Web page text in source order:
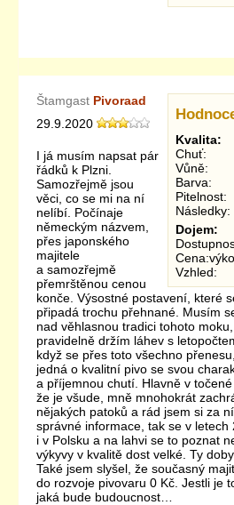
Kvalita:
Chuť:
Vůně:
Barva:
Pitelnost:
Následky:
Dojem:
Vzhled:
Štamgast Pivoraad
29.9.2020
I já musím napsat pár
řádků k Plzni.
Samozřejmě jsou
věci, co se mi na ní
nelíbí. Počínaje
německým názvem,
přes japonského
majitele
a samozřejmě
přemrštěnou cenou
konče. Výsostné postavení, které
připadá trochu přehnané. Musím
nad věhlasnou tradici tohoto
pravidelně držím láhev s
když se přes toto všechno
jedná o kvalitní pivo se svou
a příjemnou chutí. Hlavně v točené
že je všude, mně mnohokrát
nějakých patoků a rád jsem si za
správné informace, tak se v letech
i v Polsku a na lahvi se to poznat
výkyvy v kvalitě dost velké. Ty
Také jsem slyšel, že současný
do rozvoje pivovaru 0 Kč. Jestli je
jaká bude budoucnost…